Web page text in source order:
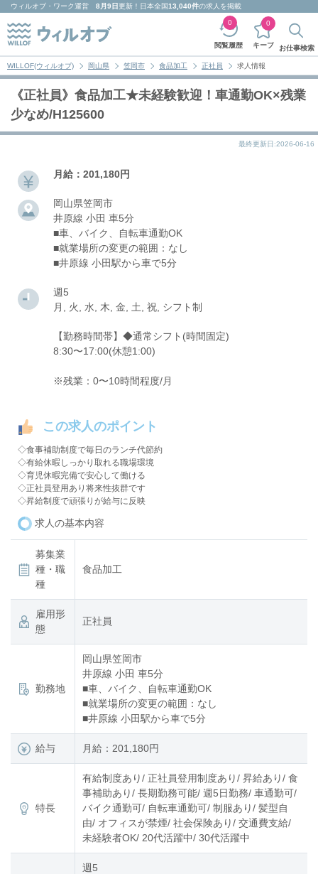
ウィルオブ・ワーク運営 8月9日更新！日本全国13,040件の求人を掲載
閲覧履歴
0
キープ
0
お仕事検索
WILLOF(ウィルオブ) 岡山県 笠岡市 食品加工 正社員 求人情報
《正社員》食品加工★未経験歓迎！車通勤OK×残業
少なめ/H125600
最終更新日:2026-06-16
月給：201,180円
岡山県笠岡市
井原線 小田 車5分
■車、バイク、自転車通勤OK
■就業場所の変更の範囲：なし
■井原線 小田駅から車で5分
週5
月, 火, 水, 木, 金, 土, 祝, シフト制
【勤務時間帯】◆通常シフト(時間固定)
8:30〜17:00(休憩1:00)
※残業：0〜10時間程度/月
この求人のポイント
◇食事補助制度で毎日のランチ代節約
◇有給休暇しっかり取れる職場環境
◇育児休暇完備で安心して働ける
◇正社員登用あり将来性抜群です
◇昇給制度で頑張りが給与に反映
求人の基本内容
募集業
種・職
種
食品加工
雇用形
態
正社員
勤務地
岡山県笠岡市
井原線 小田 車5分
■車、バイク、自転車通勤OK
■就業場所の変更の範囲：なし
■井原線 小田駅から車で5分
給与 月給：201,180円
特長
有給制度あり/ 正社員登用制度あり/ 昇給あり/ 食
事補助あり/ 長期勤務可能/ 週5日勤務/ 車通勤可/
バイク通勤可/ 自転車通勤可/ 制服あり/ 髪型自
由/ オフィスが禁煙/ 社会保険あり/ 交通費支給/
未経験者OK/ 20代活躍中/ 30代活躍中
週5